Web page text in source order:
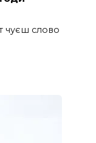
чуєш слово